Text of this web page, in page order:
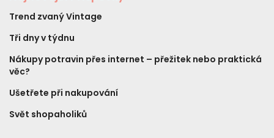
Trend zvaný Vintage
Tři dny v týdnu
Nákupy potravin přes internet – přežitek nebo praktická
věc?
Ušetřete při nakupování
Svět shopaholiků